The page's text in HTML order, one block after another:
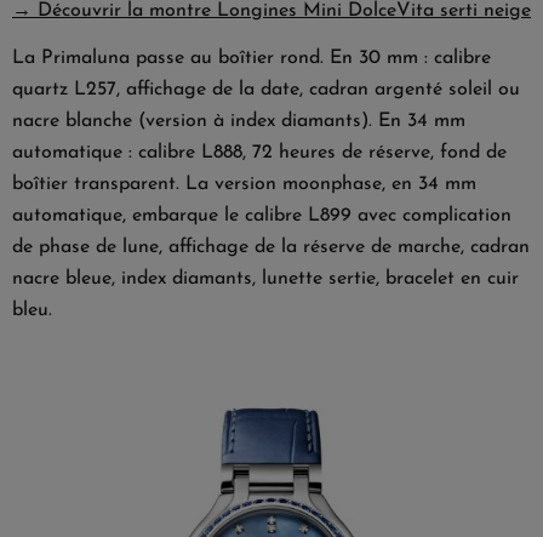
→ Découvrir la montre Longines Mini DolceVita serti neige
La Primaluna passe au boîtier rond. En 30 mm : calibre
quartz L257, affichage de la date, cadran argenté soleil ou
nacre blanche (version à index diamants). En 34 mm
automatique : calibre L888, 72 heures de réserve, fond de
boîtier transparent. La version moonphase, en 34 mm
automatique, embarque le calibre L899 avec complication
de phase de lune, affichage de la réserve de marche, cadran
nacre bleue, index diamants, lunette sertie, bracelet en cuir
bleu.